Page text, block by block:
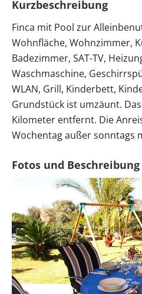
Kurzbeschreibung
Finca mit Pool zur
Wohnfläche, Wohnzimmer,
Badezimmer, SAT-TV,
Waschmaschine,
WLAN, Grill, Kinderbett,
Grundstück ist umzäunt.
Kilometer entfernt. Die
Wochentag außer sonntags